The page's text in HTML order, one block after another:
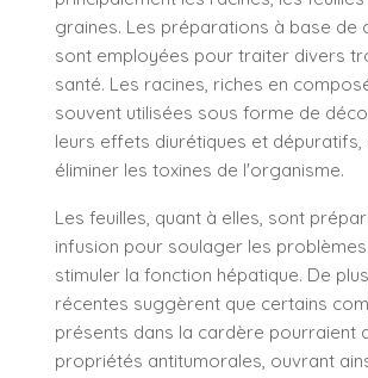
graines. Les préparations à base de
sont employées pour traiter divers
santé. Les racines, riches en
souvent utilisées sous forme de
leurs effets diurétiques et dépuratifs,
éliminer les toxines de l'organisme.
Les feuilles, quant à elles, sont
infusion pour soulager les
stimuler la fonction hépatique. De
récentes suggèrent que certains
présents dans la cardère pourraient
propriétés antitumorales, ouvrant